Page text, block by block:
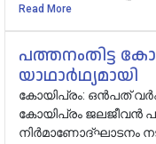
Read More
പത്തനംതിട്ട
യാഥാർഥ്യമായി
കോയിപ്രം: ഒൻപത്
കോയിപ്രം ജലജീവൻ
നിർമാണോദ്ഘാടനം